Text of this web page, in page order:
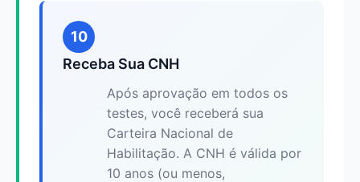
10
Receba Sua CNH
Após aprovação em todos os
testes, você receberá sua
Carteira Nacional de
Habilitação. A CNH é válida por
10 anos (ou menos,